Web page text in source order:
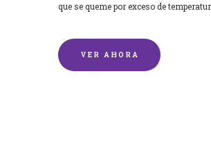
que se queme por exceso de
VER AHORA